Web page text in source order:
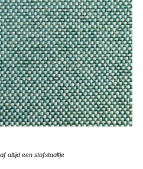
altijd een stofstaaltje